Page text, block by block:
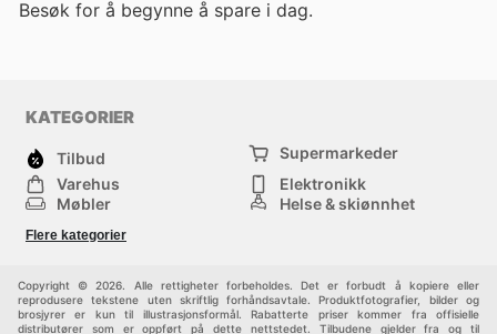
Besøk for å begynne å spare i dag.
KATEGORIER
Tilbud
Supermarkeder
Varehus
Elektronikk
Møbler
Helse & skjønnhet
Sport
Flere kategorier
Copyright © 2026. Alle rettigheter forbeholdes. Det er forbudt å kopiere eller
reprodusere tekstene uten skriftlig forhåndsavtale. Produktfotografier, bilder og
brosjyrer er kun til illustrasjonsformål. Rabatterte priser kommer fra offisielle
distributører som er oppført på dette nettstedet. Tilbudene gjelder fra og til